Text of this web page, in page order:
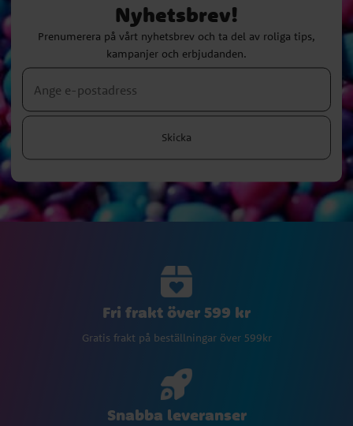
Nyhetsbrev!
Prenumerera på vårt nyhetsbrev och ta del av roliga tips,
kampanjer och erbjudanden.
Skicka
Fri frakt över 599 kr
Gratis frakt på beställningar över 599kr
Snabba leveranser